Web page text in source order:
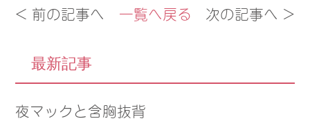
< 前の記事へ 一覧へ戻る 次の記事へ >
最新記事
夜マックと含胸抜背